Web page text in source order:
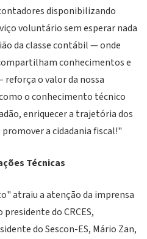
disponibilizando
voluntário sem esperar nada
da classe contábil — onde
conhecimentos e
o valor da nossa
o conhecimento técnico
enriquecer a trajetória dos
a cidadania fiscal!"
Técnicas
atraiu a atenção da imprensa
do CRCES,
do Sescon-ES, Mário Zan,